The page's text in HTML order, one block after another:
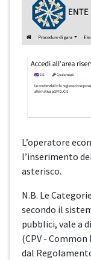
L’operatore
l’inserimento
asterisco.
N.B. Le
secondo il
pubblici, vale a
(CPV -
dal